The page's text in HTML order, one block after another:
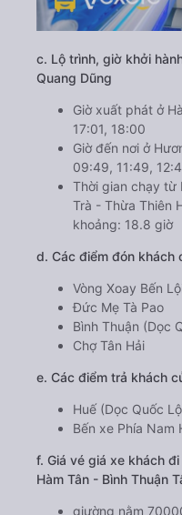
c. Lộ trình, giờ khởi
Quang Dũng
Giờ xuất phát ở
17:01, 18:00
Giờ đến nơi ở
09:49, 11:49,
Thời gian chạy từ
Trà - Thừa Thiên
khoảng: 18.8 giờ
d. Các điểm đón khách
Vòng Xoay Bến
Đức Mẹ Tà Pao
Bình Thuận (Dọc
Chợ Tân Hải
e. Các điểm trả khách
Huế (Dọc Quốc
Bến xe Phía Nam
f. Giá vé giá xe khách
Hàm Tân - Bình Thuận
giường nằm